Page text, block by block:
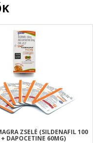
ZSELÉ (SILDENAFIL 100
DAPOCETINE 60MG)